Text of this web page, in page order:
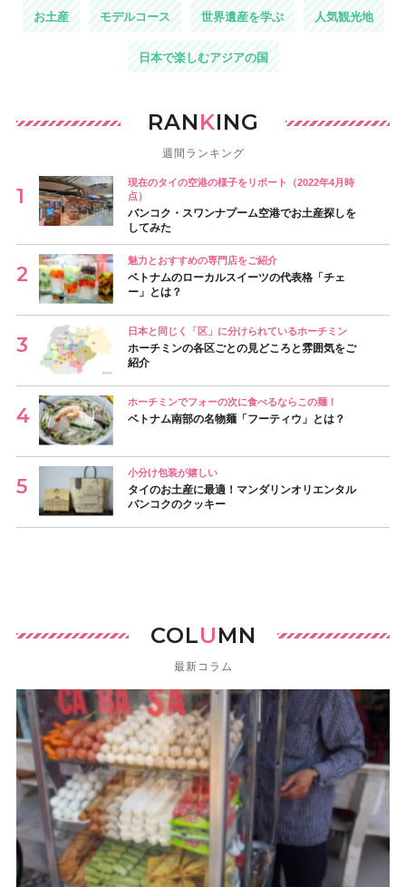
お土産 モデルコース 世界遺産を学ぶ 人気観光地
日本で楽しむアジアの国
RANKING
週間ランキング
現在のタイの空港の様子をリポート（2022年4月時
点）
バンコク・スワンナプーム空港でお土産探しを
してみた
魅力とおすすめの専門店をご紹介
ベトナムのローカルスイーツの代表格「チェ
ー」とは？
日本と同じく「区」に分けられているホーチミン
ホーチミンの各区ごとの見どころと雰囲気をご
紹介
ホーチミンでフォーの次に食べるならこの麺！
ベトナム南部の名物麺「フーティウ」とは？
小分け包装が嬉しい
タイのお土産に最適！マンダリンオリエンタル
バンコクのクッキー
COLUMN
最新コラム